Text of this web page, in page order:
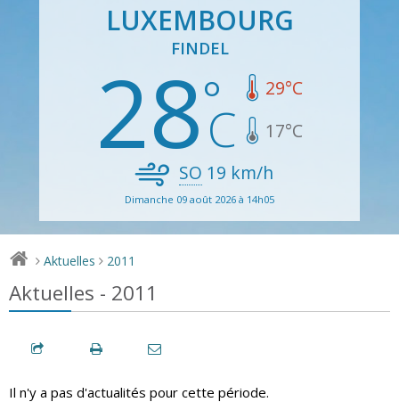
LUXEMBOURG
FINDEL
28 29°C
17°C
SO 19 km/h
Dimanche 09 août 2026 à 14h05
> Aktuelles > 2011
Aktuelles - 2011
Il n'y a pas d'actualités pour cette période.